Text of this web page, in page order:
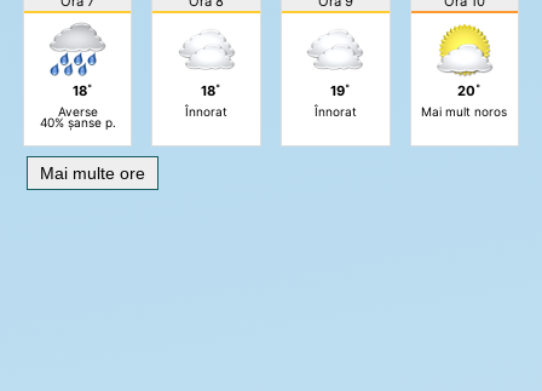
18˚
Averse
40% șanse p.
18˚
Înnorat
19˚
Înnorat
20˚
Mai mult noros
Mai multe ore